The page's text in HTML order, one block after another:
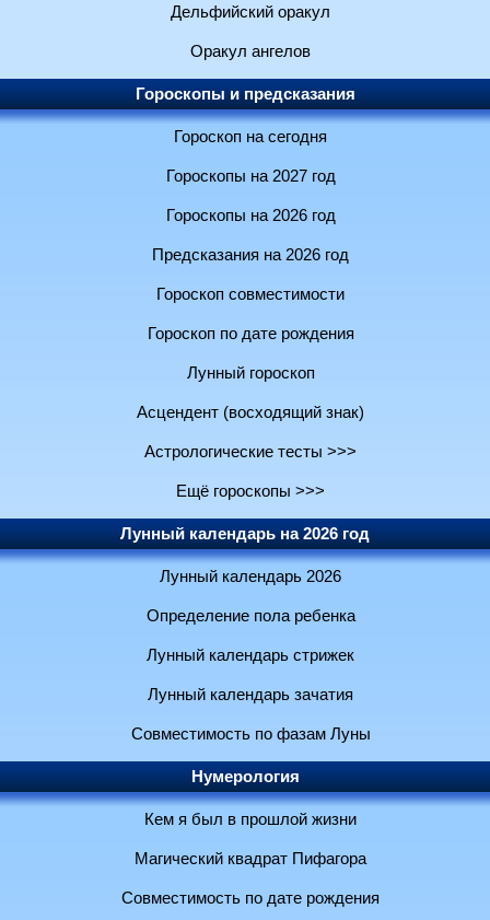
Дельфийский оракул
Оракул ангелов
Гороскопы и предсказания
Гороскоп на сегодня
Гороскопы на 2027 год
Гороскопы на 2026 год
Предсказания на 2026 год
Гороскоп совместимости
Гороскоп по дате рождения
Лунный гороскоп
Асцендент (восходящий знак)
Астрологические тесты >>>
Ещё гороскопы >>>
Лунный календарь на 2026 год
Лунный календарь 2026
Определение пола ребенка
Лунный календарь стрижек
Лунный календарь зачатия
Совместимость по фазам Луны
Нумерология
Кем я был в прошлой жизни
Магический квадрат Пифагора
Совместимость по дате рождения